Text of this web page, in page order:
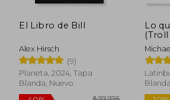
15%
dcto.
El Libro de Bill
Alex Hirsch
(9)
Planeta, 2024, Tapa
Blanda, Nuevo
Lo